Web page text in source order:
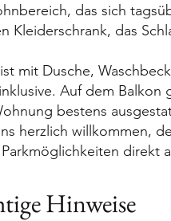
das sich
Kleiderschrank, das
mit Dusche,
Auf dem
bestens
herzlich willkommen,
direkt
Hinweise